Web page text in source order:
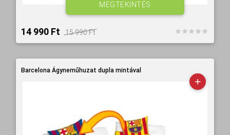
14 990 Ft‎ 15 990 Ft‎
MEGTEKINTÉS
Barcelona Ágyneműhuzat dupla mintával